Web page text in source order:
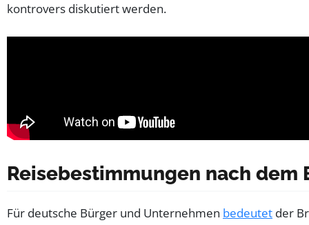
kontrovers diskutiert werden.
Reisebestimmungen nach
Für deutsche Bürger und Unternehmen bedeutet der